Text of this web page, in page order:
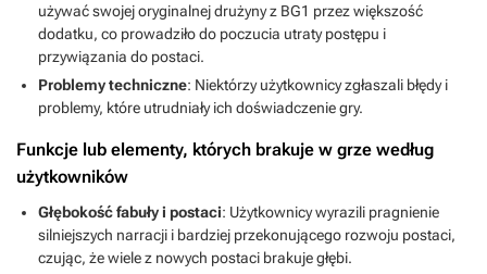
używać swojej oryginalnej drużyny z BG1 przez większość
dodatku, co prowadziło do poczucia utraty postępu i
przywiązania do postaci.
Problemy techniczne: Niektórzy użytkownicy zgłaszali błędy i
problemy, które utrudniały ich doświadczenie gry.
Funkcje lub elementy, których brakuje w grze według
użytkowników
Głębokość fabuły i postaci: Użytkownicy wyrazili pragnienie
silniejszych narracji i bardziej przekonującego rozwoju postaci,
czując, że wiele z nowych postaci brakuje głębi.